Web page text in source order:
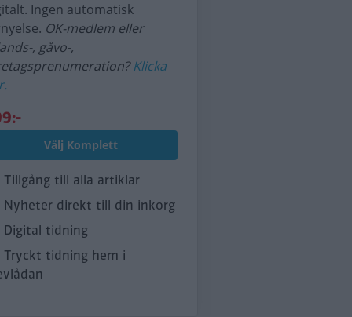
Ingen automatisk
OK-medlem eller
, gåvo-,
Klicka
Välj Komplett
Tillgång till alla artiklar
Nyheter direkt till din inkorg
Digital tidning
Tryckt tidning hem i